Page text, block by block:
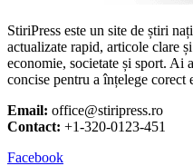
StiriPress este un site de știri
actualizate rapid, articole clare
economie, societate și sport. Ai
concise pentru a înțelege corect
Email: office@stiripress.ro
Contact: +1-320-0123-451
Facebook